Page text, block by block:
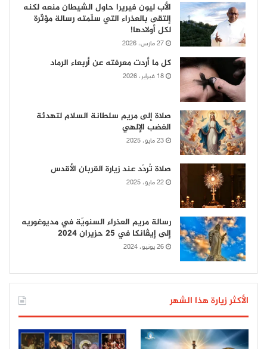
الأب ليون فيريرا حاول الشيطان منعه لكنه
إلتقى بالعذراء التي سلّمته رسالة مؤثّرة
لكل أولادها!
27 مارس، 2026
كل ما أردت معرفته عن أربعاء الرماد
18 فبراير، 2026
صلاة إلى مريم سلطانة السلام لتهدئة
الغضب الإلهي
23 مايو، 2025
صلاة تُردّد عند زيارة القربان الأقدس
22 مايو، 2025
رسالة مريم العذراء السنويّة في مديوغوريه
إلى إيڤانكا في 25 حزيران 2024
26 يونيو، 2024
الأكثر زيارة هذا الشهر